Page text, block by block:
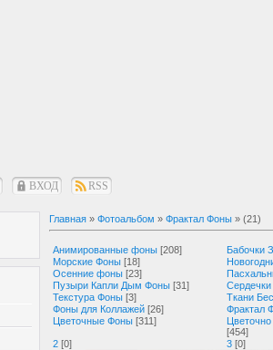
ВХОД RSS
Главная » Фотоальбом » Фрактал Фоны » (21)
Анимированные фоны [208] Бабочки
Морские Фоны [18]
Осенние фоны [23]
Пузыри Капли Дым Фоны [31]
Текстура Фоны [3] Ткани
Фоны для Коллажей [26] Фрактал
Цветочные Фоны [311]
[454]
2 [0] 3 [0]